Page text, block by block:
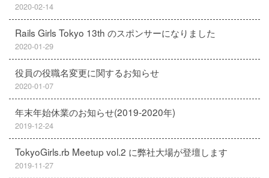
2020-02-14
Rails Girls Tokyo 13th のスポンサーになりました
2020-01-29
役員の役職名変更に関するお知らせ
2020-01-07
年末年始休業のお知らせ(2019-2020年)
2019-12-24
TokyoGirls.rb Meetup vol.2 に弊社大場が登壇します
2019-11-27